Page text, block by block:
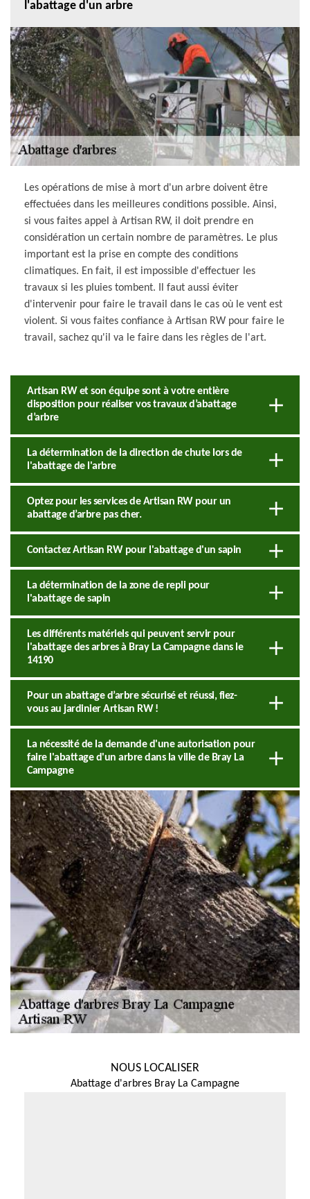
l'abattage d'un arbre
Les opérations de mise à mort d'un arbre doivent être
effectuées dans les meilleures conditions possible. Ainsi,
si vous faites appel à Artisan RW, il doit prendre en
considération un certain nombre de paramètres. Le plus
important est la prise en compte des conditions
climatiques. En fait, il est impossible d'effectuer les
travaux si les pluies tombent. Il faut aussi éviter
d'intervenir pour faire le travail dans le cas où le vent est
violent. Si vous faites confiance à Artisan RW pour faire le
travail, sachez qu'il va le faire dans les règles de l'art.
Artisan RW et son équipe sont à votre entière
disposition pour réaliser vos travaux d’abattage
d’arbre
La détermination de la direction de chute lors de
l'abattage de l'arbre
Optez pour les services de Artisan RW pour un
abattage d’arbre pas cher.
Contactez Artisan RW pour l'abattage d'un sapin
La détermination de la zone de repli pour
l'abattage de sapin
Les différents matériels qui peuvent servir pour
l'abattage des arbres à Bray La Campagne dans le
14190
Pour un abattage d’arbre sécurisé et réussi, fiez-
vous au jardinier Artisan RW !
La nécessité de la demande d'une autorisation pour
faire l'abattage d'un arbre dans la ville de Bray La
Campagne
NOUS LOCALISER
Abattage d'arbres Bray La Campagne